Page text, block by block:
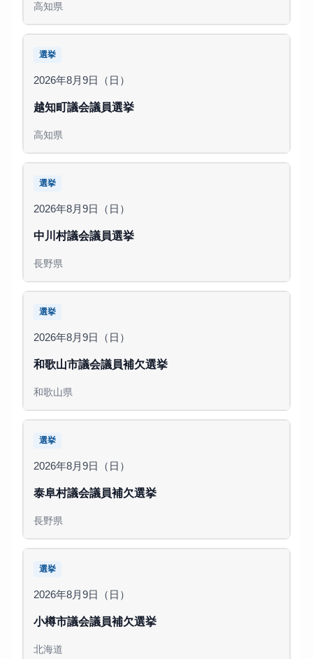
高知県
選挙
2026年8月9日（日）
越知町議会議員選挙
高知県
選挙
2026年8月9日（日）
中川村議会議員選挙
長野県
選挙
2026年8月9日（日）
和歌山市議会議員補欠選挙
和歌山県
選挙
2026年8月9日（日）
泰阜村議会議員補欠選挙
長野県
選挙
2026年8月9日（日）
小樽市議会議員補欠選挙
北海道